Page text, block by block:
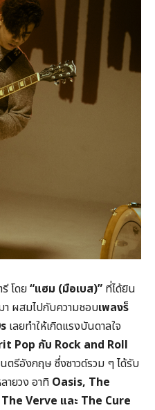
โดย“แฮม (มือเบส)” ที่ได้ยิน
า ผสมไปกับความชอบเพลงร็
เลยทำให้เกิดแรงบันดาลใจ
Pop กับ Rock and Roll
ตรีอังกฤษ ซึ่งซาวด์รวม ๆ ได้รับ
ายวง อาทิ Oasis, The
Verve และ The Cure